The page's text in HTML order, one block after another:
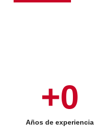
Años de experiencia
+0